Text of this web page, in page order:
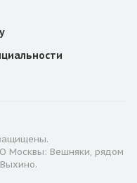
Москвы: Вешняки, рядом